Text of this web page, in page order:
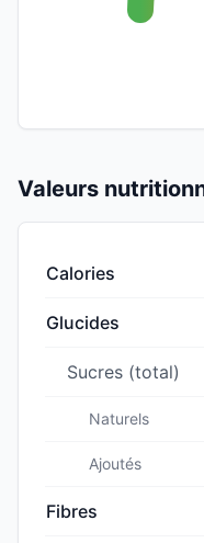
Valeurs
Calories
Glucides
Sucres (total)
Naturels
Ajoutés
Fibres